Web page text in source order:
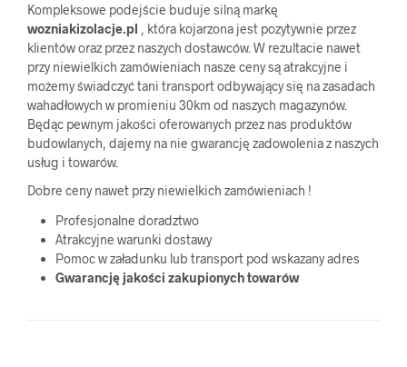
Kompleksowe podejście buduje silną markę
wozniakizolacje.pl , która kojarzona jest pozytywnie przez
klientów oraz przez naszych dostawców. W rezultacie nawet
przy niewielkich zamówieniach nasze ceny są atrakcyjne i
możemy świadczyć tani transport odbywający się na zasadach
wahadłowych w promieniu 30km od naszych magazynów.
Będąc pewnym jakości oferowanych przez nas produktów
budowlanych, dajemy na nie gwarancję zadowolenia z naszych
usług i towarów.
Dobre ceny nawet przy niewielkich zamówieniach !
Profesjonalne doradztwo
Atrakcyjne warunki dostawy
Pomoc w załadunku lub transport pod wskazany adres
Gwarancję jakości zakupionych towarów